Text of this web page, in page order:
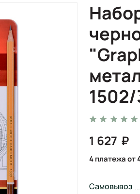
1 627
4 платежа от
Самовывоз